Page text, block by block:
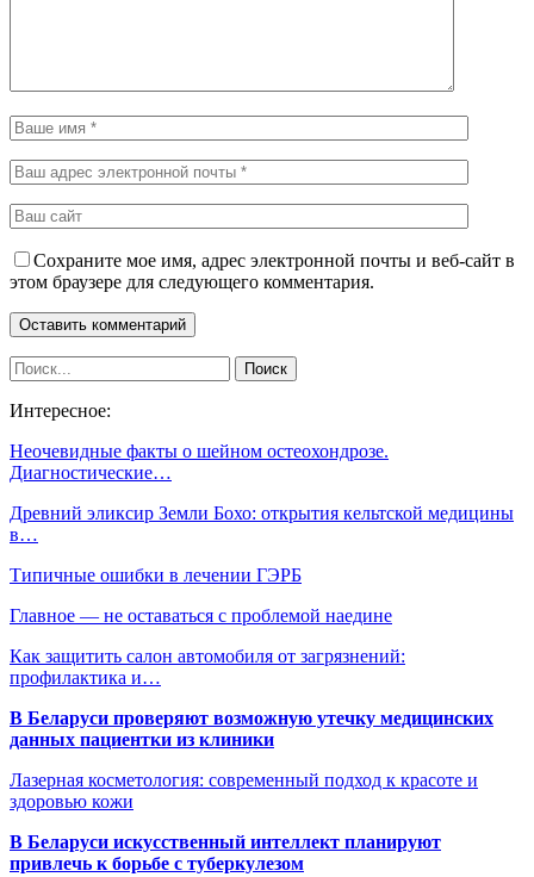
Сохраните мое имя, адрес электронной почты и веб-сайт в
этом браузере для следующего комментария.
Интересное:
Неочевидные факты о шейном остеохондрозе.
Диагностические…
Древний эликсир Земли Бохо: открытия кельтской медицины
в…
Типичные ошибки в лечении ГЭРБ
Главное — не оставаться с проблемой наедине
Как защитить салон автомобиля от загрязнений:
профилактика и…
В Беларуси проверяют возможную утечку медицинских
данных пациентки из клиники
Лазерная косметология: современный подход к красоте и
здоровью кожи
В Беларуси искусственный интеллект планируют
привлечь к борьбе с туберкулезом